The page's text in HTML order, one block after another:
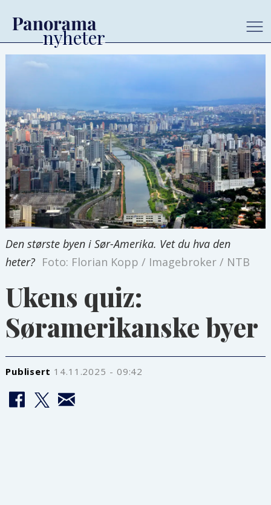
Den største byen i Sør-Amerika. Vet du hva den
heter? Foto: Florian Kopp / Imagebroker / NTB
Ukens quiz:
Søramerikanske byer
Publisert 14.11.2025 - 09:42